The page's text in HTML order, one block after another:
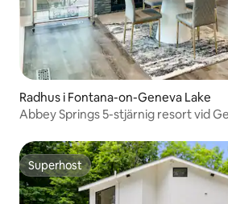
Radhus i Fontana-on-Geneva Lake
Abbey Springs 5-stjärnig resort vid
Superhost
Superhost